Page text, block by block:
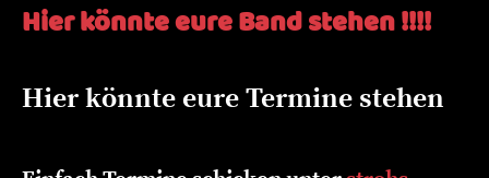
Hier könnte eure Band stehen !!!!
Hier könnte eure Termine stehen